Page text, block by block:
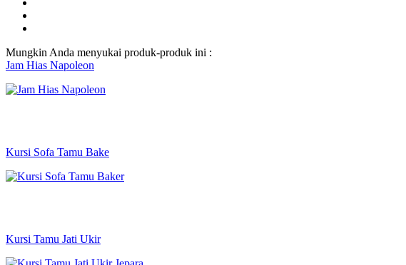
Mungkin Anda menyukai produk-produk ini :
Jam Hias Napoleon
Kursi Sofa Tamu Bake
Kursi Tamu Jati Ukir